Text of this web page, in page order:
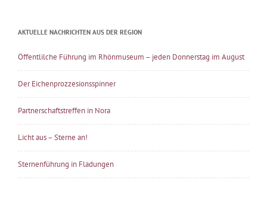
AKTUELLE NACHRICHTEN AUS DER REGION
Öffentlilche Führung im Rhönmuseum – jeden Donnerstag im August
Der Eichenprozzesionsspinner
Partnerschaftstreffen in Nora
Licht aus – Sterne an!
Sternenführung in Fladungen